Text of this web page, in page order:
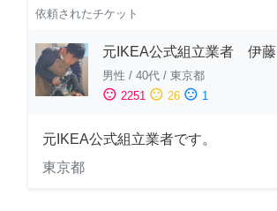
依頼されたチケット
元IKEA公式組立業者 伊藤
男性 / 40代 / 東京都
sentiment_satisfied 2251 sentiment_neutral 26 sentiment_dissatisfied 1
元IKEA公式組立業者です。
東京都